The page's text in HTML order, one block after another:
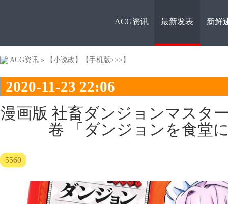
ACG资
ACG资讯 最新发表 新鲜
ACG资讯 » 【小说改】 【手机版>>>】
2020-11-23 22:06
漫画版 社畜ダンジョンマスタ
卷 「ダンジョンを食堂
5560